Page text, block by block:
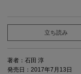
立ち読み
著者：石田 淳
発売日：2017年7月13日